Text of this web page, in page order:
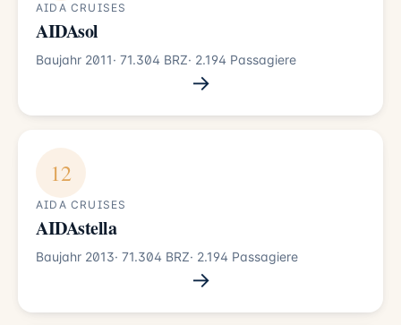
AIDA CRUISES
AIDAsol
Baujahr 2011· 71.304 BRZ· 2.194 Passagiere
→
12
AIDA CRUISES
AIDAstella
Baujahr 2013· 71.304 BRZ· 2.194 Passagiere
→